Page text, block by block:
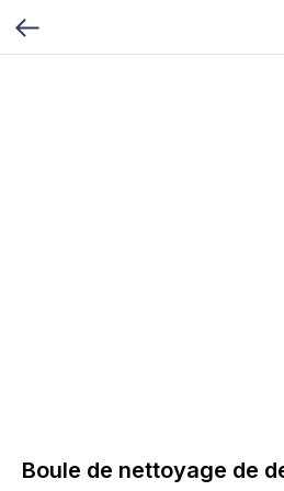
Boule de nettoyage de